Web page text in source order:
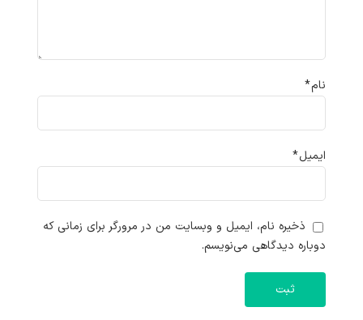
نام*
ایمیل*
ذخیره نام، ایمیل و وبسایت من در مرورگر برای زمانی که
دوباره دیدگاهی می‌نویسم.